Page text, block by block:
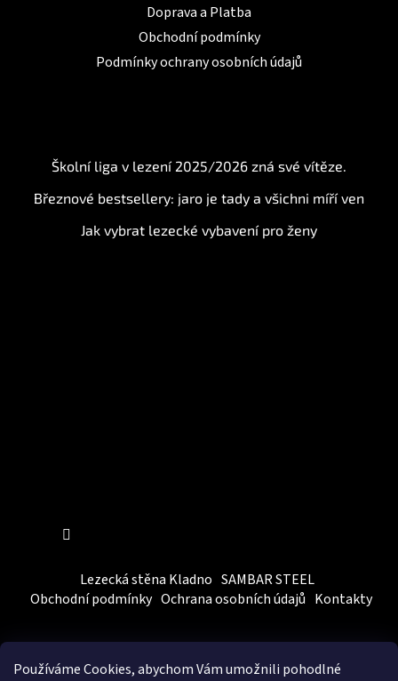
Používáme Cookies, abychom Vámumožnili pohodlné
Doprava a Platba
Obchodní podmínky
Podmínky ochrany osobních údajů
Školní liga v lezení 2025/2026 zná své vítěze.
Březnové bestsellery: jaro je tady a všichni míří ven
Jak vybrat lezecké vybavení pro ženy
Lezecká stěna Kladno SAMBAR STEEL
Obchodní podmínky Ochrana osobních údajů Kontakty